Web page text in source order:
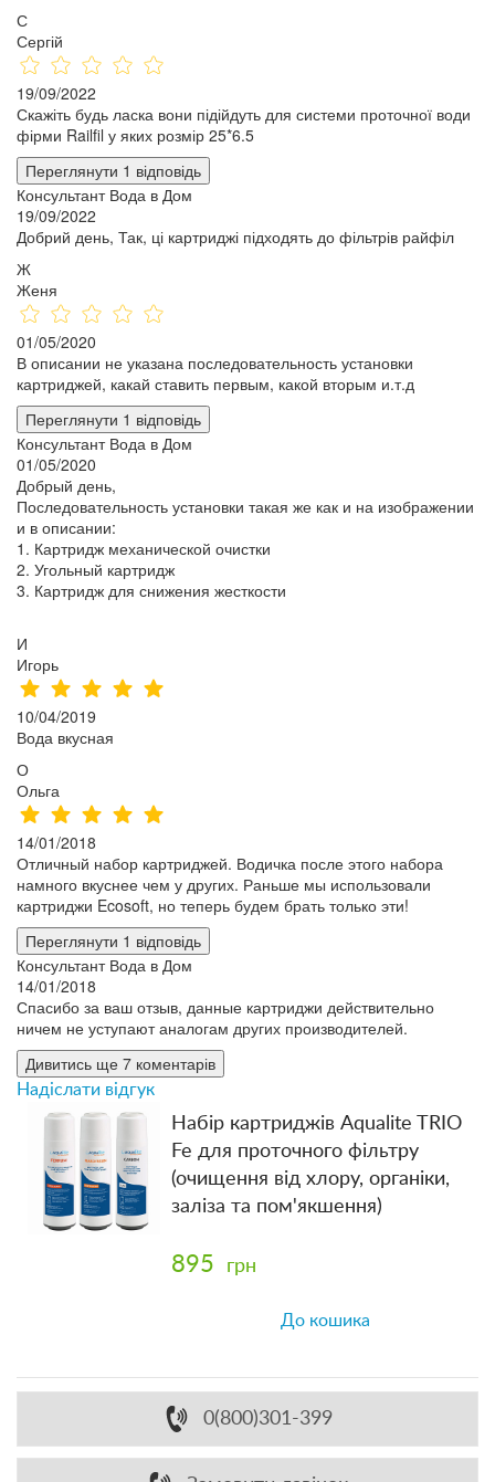
С
Сергій
19/09/2022
Скажіть будь ласка вони підійдуть для системи проточної води
фірми Railfil у яких розмір 25*6.5
Переглянути 1 відповідь
Консультант Вода в Дом
19/09/2022
Добрий день, Так, ці картриджі підходять до фільтрів райфіл
Ж
Женя
01/05/2020
В описании не указана последовательность установки
картриджей, какай ставить первым, какой вторым и.т.д
Переглянути 1 відповідь
Консультант Вода в Дом
01/05/2020
Добрый день,
Последовательность установки такая же как и на изображении
и в описании:
1. Картридж механической очистки
2. Угольный картридж
3. Картридж для снижения жесткости
И
Игорь
10/04/2019
Вода вкусная
О
Ольга
14/01/2018
Отличный набор картриджей. Водичка после этого набора
намного вкуснее чем у других. Раньше мы использовали
картриджи Ecosoft, но теперь будем брать только эти!
Переглянути 1 відповідь
Консультант Вода в Дом
14/01/2018
Спасибо за ваш отзыв, данные картриджи действительно
ничем не уступают аналогам других производителей.
Дивитись ще 7 коментарів
Надіслати відгук
Набір картриджів Aqualite TRIO
Fe для проточного фільтру
(очищення від хлору, органіки,
заліза та пом'якшення)
895 грн
До кошика
0(800)301-399